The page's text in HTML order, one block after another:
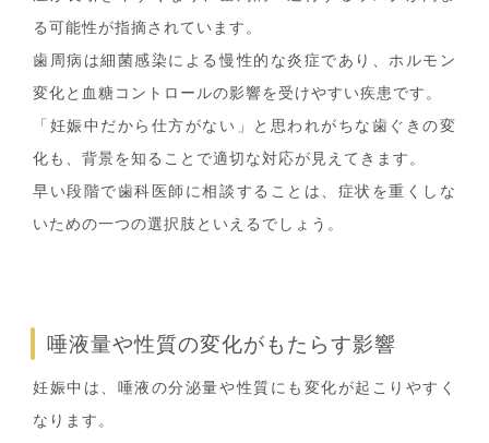
る可能性が指摘されています。
歯周病は細菌感染による慢性的な炎症であり、ホルモン
変化と血糖コントロールの影響を受けやすい疾患です。
「妊娠中だから仕方がない」と思われがちな歯ぐきの変
化も、背景を知ることで適切な対応が見えてきます。
早い段階で歯科医師に相談することは、症状を重くしな
いための一つの選択肢といえるでしょう。
唾液量や性質の変化がもたらす影響
妊娠中は、唾液の分泌量や性質にも変化が起こりやすく
なります。